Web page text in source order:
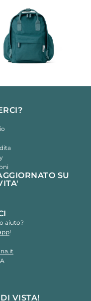
SU
aiuto?
!
VISTA!